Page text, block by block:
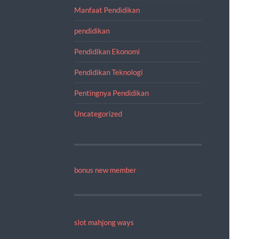
Manfaat Pendidikan
pendidikan
Pendidikan Ekonomi
Pendidikan Teknologi
Pentingnya Pendidikan
Uncategorized
bonus new member
slot mahjong ways